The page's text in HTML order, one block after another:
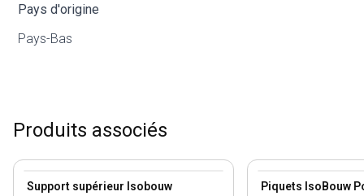
Pays d'origine
Pays-Bas
Produits associés
Support supérieur Isobouw
View product
Piquets IsoBouw
View product